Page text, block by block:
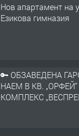
Нов апартамент на
Езикова гимназия
🔑 ОБЗАВЕДЕНА
НАЕМ В КВ.
КОМПЛЕКС